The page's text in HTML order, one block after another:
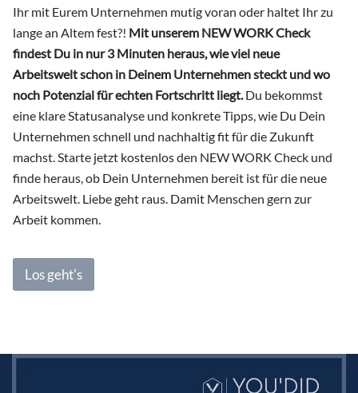
Ihr mit Eurem Unternehmen mutig voran oder haltet Ihr zu
lange an Altem fest?! Mit unserem NEW WORK Check
findest Du in nur 3 Minuten heraus, wie viel neue
Arbeitswelt schon in Deinem Unternehmen steckt und wo
noch Potenzial für echten Fortschritt liegt.Du bekommst
eine klare Statusanalyse und konkrete Tipps, wie Du Dein
Unternehmen schnell und nachhaltig fit für die Zukunft
machst. Starte jetzt kostenlos den NEW WORK Check und
finde heraus, ob Dein Unternehmen bereit ist für die neue
Arbeitswelt. Liebe geht raus. Damit Menschen gern zur
Arbeit kommen.
Los geht's